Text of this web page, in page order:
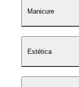
Manicure
Estética